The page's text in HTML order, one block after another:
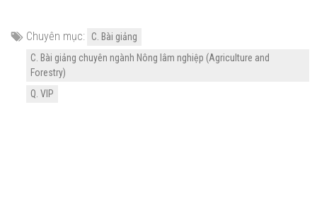
Chuyên mục:
C. Bài giảng
C. Bài giảng chuyên ngành Nông lâm nghiệp (Agriculture and
Forestry)
Q. VIP